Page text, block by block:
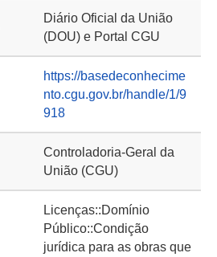
Diário Oficial da União
(DOU) e Portal CGU
https://basedeconhecime
nto.cgu.gov.br/handle/1/9
918
Controladoria-Geral da
União (CGU)
Licenças::Domínio
Público::Condição
jurídica para as obras que